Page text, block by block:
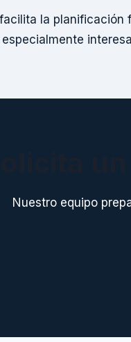
la
Nuestro equipo